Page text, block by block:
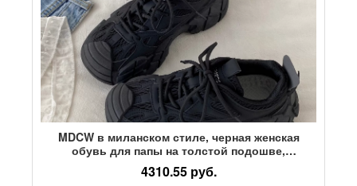
MDCW в миланском стиле, черная женская
обувь для папы на толстой подошве,
коллекция 2026 года, осенняя повседневная
спортивная походная обувь в стиле ретро
4310.55 руб.